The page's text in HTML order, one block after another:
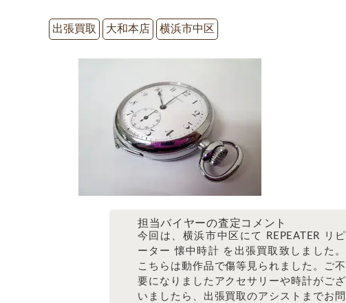
出張買取
大和本店 横浜市中区
担当バイヤーの査定コメント
今回は、 横浜市中区 にて REPEATER リピ
ーター 懐中時計 を出張買取致しました。
こちらは動作品で傷等見られました。ご不
要になりましたアクセサリーや時計がござ
いましたら、出張買取のアシストまでお問